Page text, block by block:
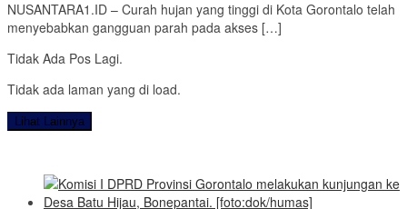
NUSANTARA1.ID – Curah hujan yang tinggi di Kota Gorontalo telah
menyebabkan gangguan parah pada akses […]
Tidak Ada Pos Lagi.
Tidak ada laman yang di load.
Lihat Lainnya